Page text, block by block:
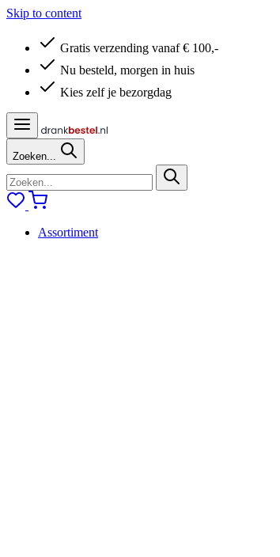
Skip to content
Gratis verzending vanaf € 100,-
Nu besteld, morgen in huis
Kies zelf je bezorgdag
Zoeken...
Assortiment